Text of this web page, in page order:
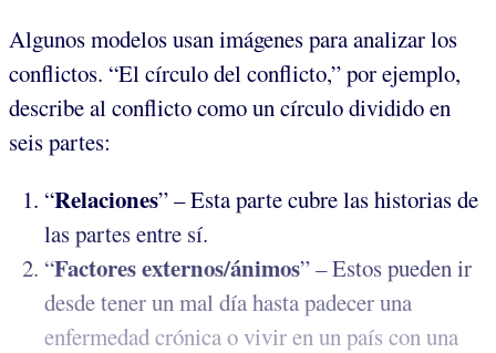
Algunos modelos usan imágenes para analizar los
conflictos. “El círculo del conflicto,” por ejemplo,
describe al conflicto como un círculo dividido en
seis partes:
“Relaciones” – Esta parte cubre las historias de
las partes entre sí.
“Factores externos/ánimos” – Estos pueden ir
desde tener un mal día hasta padecer una
enfermedad crónica o vivir en un país con una